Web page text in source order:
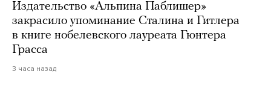
Издательство «Альпина Паблишер»
закрасило упоминание Сталина и Гитлера
в книге нобелевского лауреата Гюнтера
Грасса
3 часа назад